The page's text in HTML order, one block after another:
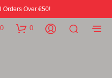
Orders Over €50!
0 0